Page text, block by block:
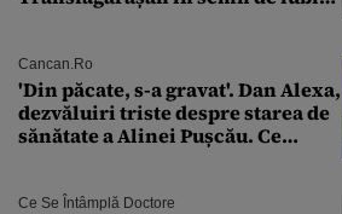
Cancan.ro
'Din păcate, s-a gravat'. Dan Alexa,
dezvăluiri triste despre starea de
sănătate a Alinei Pușcău. Ce
Ce Se Întâmplă Doctore